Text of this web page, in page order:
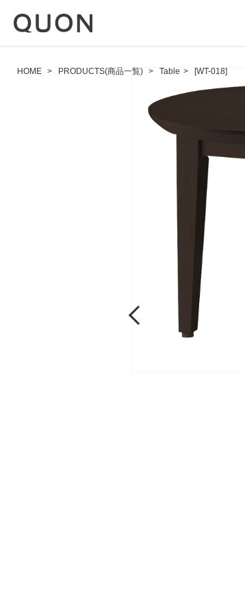
HOME > PRODUCTS(商品一覧) > Table > [WT-018]
Previous